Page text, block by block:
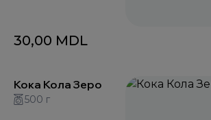
30,00 MDL
Кока Кола Зеро
500 г